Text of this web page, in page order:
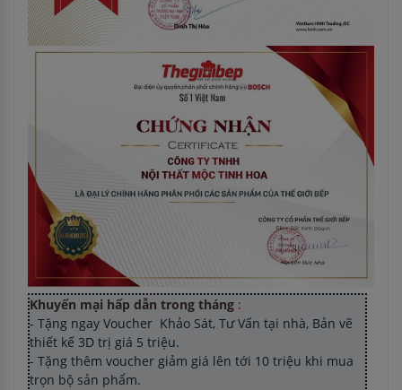
Khuyến mại hấp dẫn trong tháng :
- Tặng ngay Voucher Khảo Sát, Tư Vấn tại nhà, Bản vẽ
thiết kế 3D trị giá 5 triệu.
- Tặng thêm voucher giảm giá lên tới 10 triệu khi mua
trọn bộ sản phẩm.